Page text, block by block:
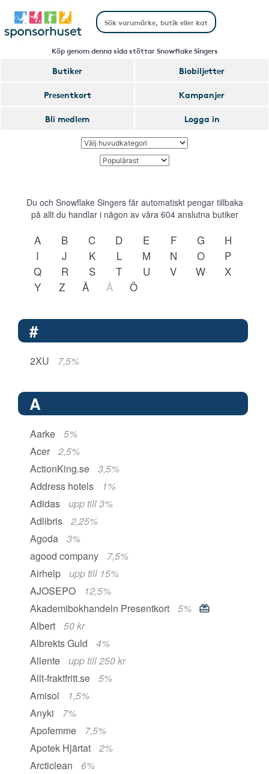
Köp genom denna sida stöttar Snowflake Singers
Butiker
Biobiljetter
Presentkort
Kampanjer
Bli medlem
Logga in
Du och Snowflake Singers får automatiskt pengar tillbaka
på allt du handlar i någon av våra 604anslutna butiker
A B C D E F G
H
I
J K L M N O
P
Q
R S T U V W
X
Y
Z Å Ä Ö
#
2XU 7,5%
A
Aarke
5%
Acer
2,5%
ActionKing.se
3,5%
Address hotels
1%
Adidas
upp till 3%
Adlibris
2,25%
Agoda
3%
agood company
7,5%
Airhelp
upp till 15%
AJOSEPO
12,5%
Akademibokhandeln Presentkort
5%
Albert
50 kr
Albrekts Guld
4%
Allente
upp till 250 kr
Allt-fraktfritt.se
5%
Amisol
1,5%
Anyki
7%
Apofemme
7,5%
Apotek Hjärtat
2%
Arcticlean
6%